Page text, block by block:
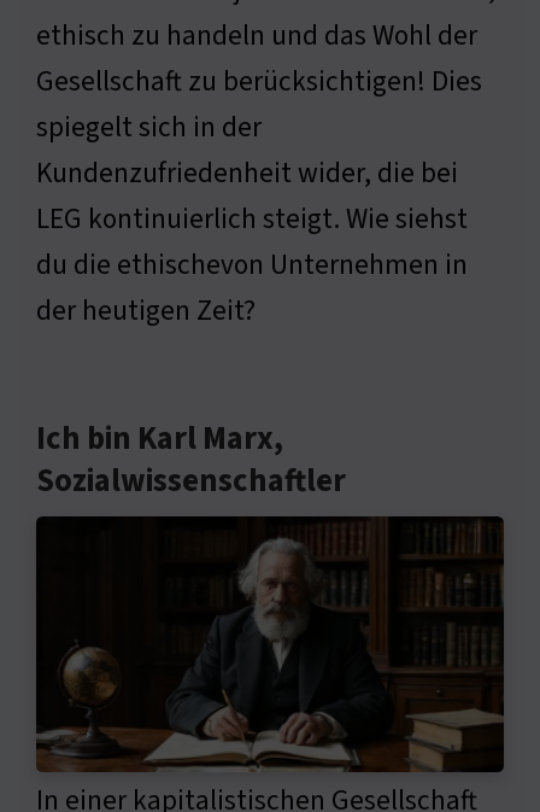
ethisch zu handeln und das Wohl der
Gesellschaft zu berücksichtigen! Dies
spiegelt sich in der
Kundenzufriedenheit wider, die bei
LEG kontinuierlich steigt. Wie siehst
du die ethischevon Unternehmen in
der heutigen Zeit?
Ich bin Karl Marx,
Sozialwissenschaftler
In einer kapitalistischen Gesellschaft